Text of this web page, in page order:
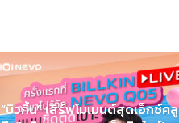
“บิวกิ้น” เสิร์ฟโมเมนต์สุดเอ็กซ์คลู